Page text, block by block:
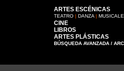
ARTES ESCÉNICAS
TEATRO | DANZA |
CINE
LIBROS
ARTES PLÁSTICAS
BÚSQUEDA AVANZADA /